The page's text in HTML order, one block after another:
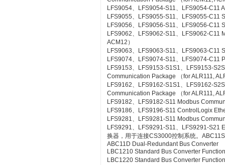
LFS9054、LFS9054-S11、LFS9054-C11
LFS9055、LFS9055-S11、LFS9055-C11
LFS9056、LFS9056-S11、LFS9056-C11
LFS9062、LFS9062-S11、LFS9062-C11
ACM12）
LFS9063、LFS9063-S11、LFS9063-C11
LFS9074、LFS9074-S11、LFS9074-C11
LFS9153、LFS9153-S1S1、LFS9153-
Communication Package （for ALR111,
LFS9162、LFS9162-S1S1、LFS9162-
Communication Package （for ALR111,
LFS9182、LFS9182-S11 Modbus
LFS9186、LFS9196-S11 ControlLogix
LFS9281、LFS9281-S11 Modbus
LFS9291、LFS9291-S11、LFS9291-S21
换器，用于连接CS3000控制系统。
ABC11D Dual-Redundant Bus Converter
LBC1210 Standard Bus Converter
LBC1220 Standard Bus Converter